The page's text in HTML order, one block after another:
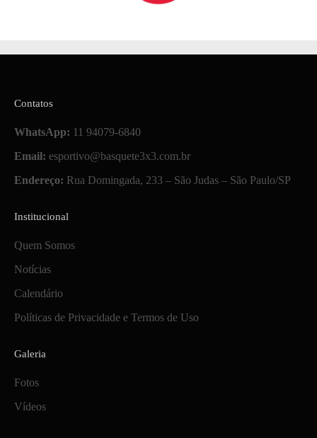
Contatos
WhatsApp: 11 94079-6840
Email: esportivo@basquete3x3.com.br
Endereço: Rua Domingada, 233 – São Judas – São Paulo/SP
Institucional
Quem Somos
Notícias
Calendário
Políticas de Privacidade e Termos de Uso
Galeria
Fotos
Vídeos